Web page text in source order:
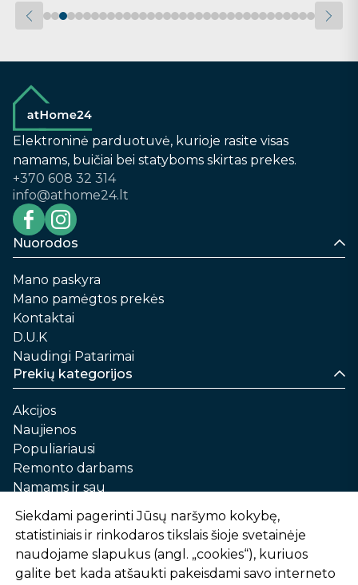
Elektroninė parduotuvė, kurioje rasite visas
namams, buičiai bei statyboms skirtas prekes.
+370 608 32 314
info@athome24.lt
Nuorodos
Mano paskyra
Mano pamėgtos prekės
Kontaktai
D.U.K
Naudingi Patarimai
Prekių kategorijos
Akcijos
Naujienos
Populiariausi
Remonto darbams
Namams ir sau
Sodui ir daržui
Informacija
Apie mus
Siekdami pagerinti Jūsų naršymo kokybę,
statistiniais ir rinkodaros tikslais šioje svetainėje
naudojame slapukus (angl. „cookies“), kuriuos
galite bet kada atšaukti pakeisdami savo interneto